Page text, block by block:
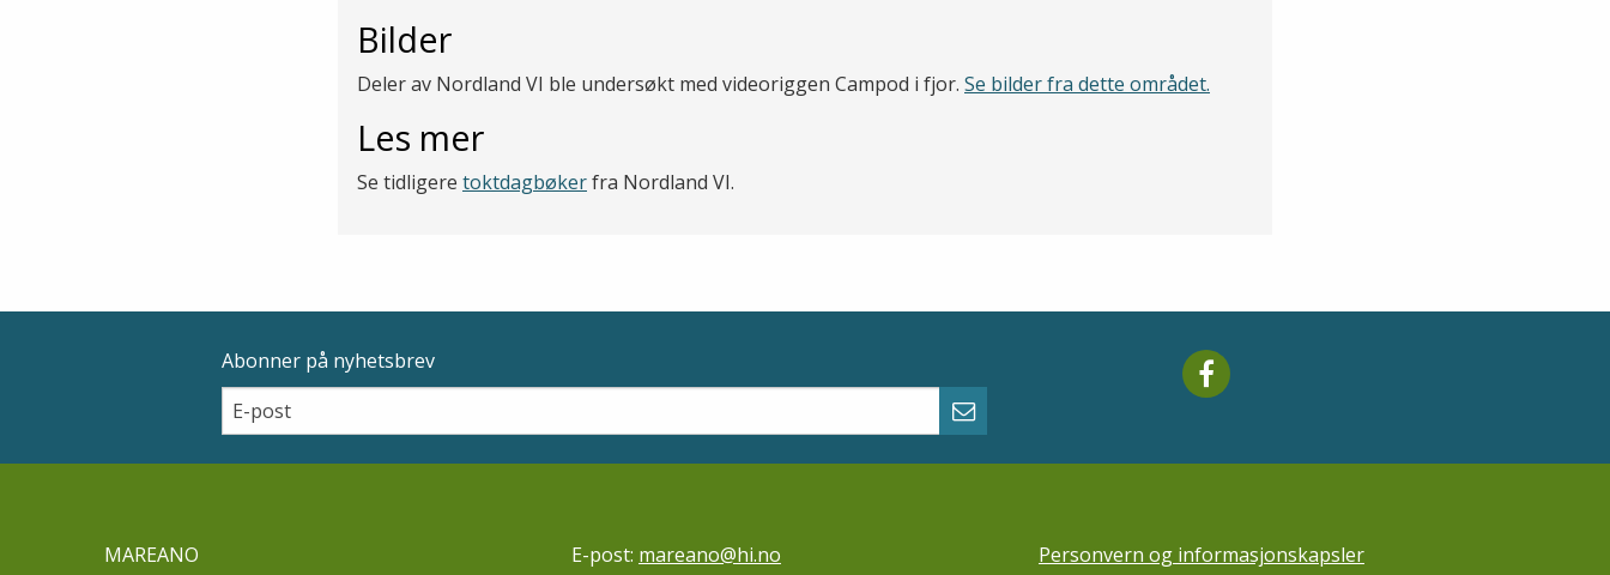
Bilder
Deler av Nordland VI ble undersøkt med videoriggen Campod i fjor. Se bilder fra dette området.
Les mer
Se tidligere toktdagbøkerfra Nordland VI.
Epostadresse
Abonner på nyhetsbrev
Email
Abonner på nyhetsbrev
Mareano facebook
MAREANO
E-post: mareano@hi.no Personvern og informasjonskapsler